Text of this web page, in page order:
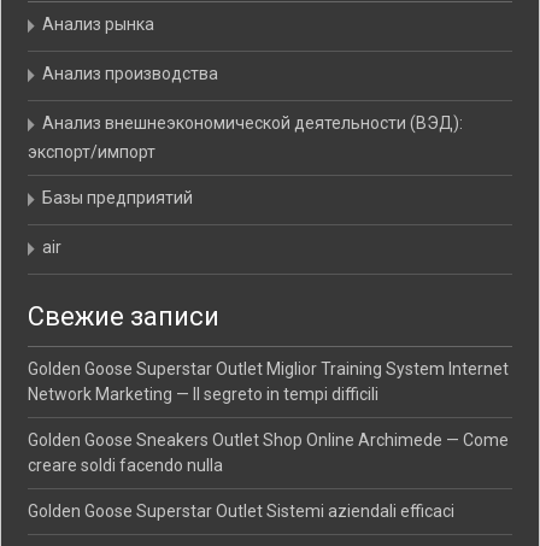
Анализ рынка
Анализ производства
Анализ внешнеэкономической деятельности (ВЭД):
экспорт/импорт
Базы предприятий
air
Свежие записи
Golden Goose Superstar Outlet Miglior Training System Internet
Network Marketing — Il segreto in tempi difficili
Golden Goose Sneakers Outlet Shop Online Archimede — Come
creare soldi facendo nulla
Golden Goose Superstar Outlet Sistemi aziendali efficaci